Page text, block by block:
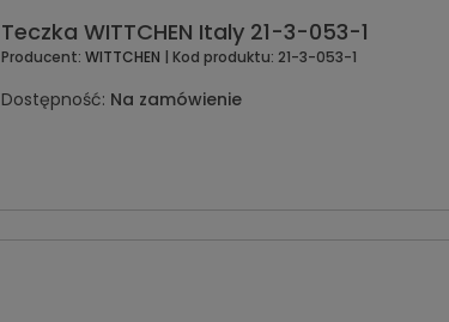
Teczka WITTCHEN Italy 21-3-053-1
Producent: WITTCHEN | Kod produktu: 21-3-053-1
Dostępność: Na zamówienie